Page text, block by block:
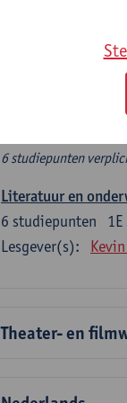
Verplicht
Deze 6 verplichte
6 studiepunten
Literatuur en
1E
6 studiepunten
Lesgever(s):
Theater- en